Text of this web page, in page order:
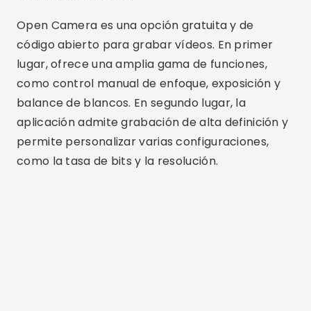
Open Camera es una opción gratuita y de
código abierto para grabar vídeos. En primer
lugar, ofrece una amplia gama de funciones,
como control manual de enfoque, exposición y
balance de blancos. En segundo lugar, la
aplicación admite grabación de alta definición y
permite personalizar varias configuraciones,
como la tasa de bits y la resolución.